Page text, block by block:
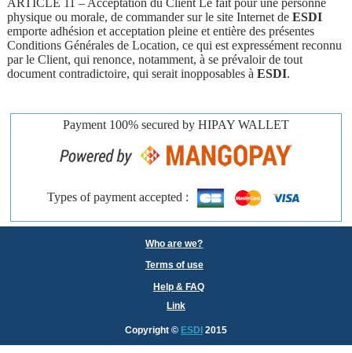
ARTICLE 11 – Acceptation du Client Le fait pour une personne
physique ou morale, de commander sur le site Internet de ESDI
emporte adhésion et acceptation pleine et entière des présentes
Conditions Générales de Location, ce qui est expressément reconnu
par le Client, qui renonce, notamment, à se prévaloir de tout
document contradictoire, qui serait inopposables à ESDI.
Payment 100% secured by HIPAY WALLET
Types of payment accepted :
Who are we?
Terms of use
Help & FAQ
Link
Copyright © ESDI 2015